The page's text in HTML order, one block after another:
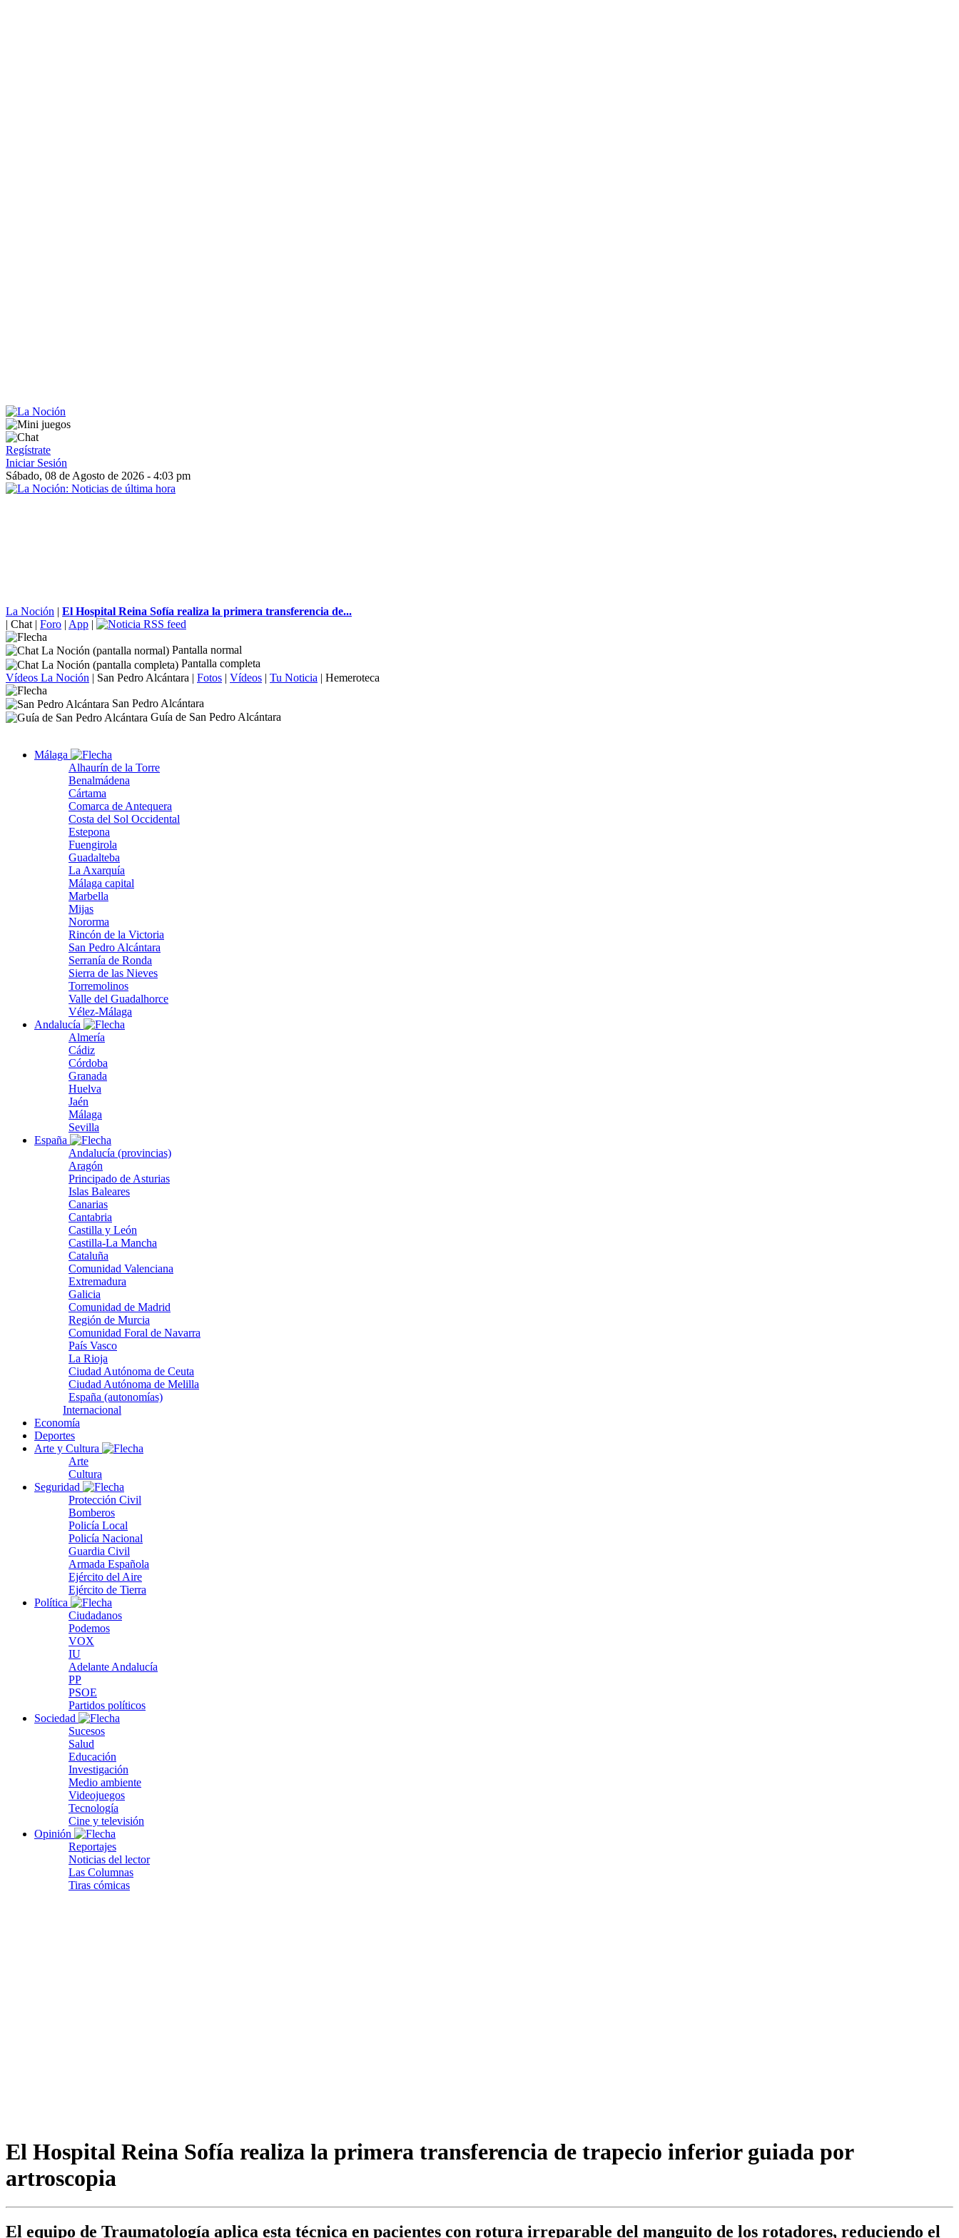
Regístrate
Iniciar Sesión
Sábado, 08 de Agosto de 2026 - 4:03 pm
La Noción | El Hospital Reina Sofía realiza la primera transferencia de...
| Chat | Foro | App |
Pantalla normal
Pantalla completa
Vídeos La Noción | San Pedro Alcántara | Fotos | Vídeos | Tu Noticia | Hemeroteca
San Pedro Alcántara
Guía de San Pedro Alcántara
Málaga
Alhaurín de la Torre
Benalmádena
Cártama
Comarca de Antequera
Costa del Sol Occidental
Estepona
Fuengirola
Guadalteba
La Axarquía
Málaga capital
Marbella
Mijas
Nororma
Rincón de la Victoria
San Pedro Alcántara
Serranía de Ronda
Sierra de las Nieves
Torremolinos
Valle del Guadalhorce
Vélez-Málaga
Andalucía
Almería
Cádiz
Córdoba
Granada
Huelva
Jaén
Málaga
Sevilla
España
Andalucía (provincias)
Aragón
Principado de Asturias
Islas Baleares
Canarias
Cantabria
Castilla y León
Castilla-La Mancha
Cataluña
Comunidad Valenciana
Extremadura
Galicia
Comunidad de Madrid
Región de Murcia
Comunidad Foral de Navarra
País Vasco
La Rioja
Ciudad Autónoma de Ceuta
Ciudad Autónoma de Melilla
España (autonomías)
Internacional
Economía
Deportes
Arte y Cultura
Arte
Cultura
Seguridad
Protección Civil
Bomberos
Policía Local
Policía Nacional
Guardia Civil
Armada Española
Ejército del Aire
Ejército de Tierra
Política
Ciudadanos
Podemos
VOX
IU
Adelante Andalucía
PP
PSOE
Partidos políticos
Sociedad
Sucesos
Salud
Educación
Investigación
Medio ambiente
Videojuegos
Tecnología
Cine y televisión
Opinión
Reportajes
Noticias del lector
Las Columnas
Tiras cómicas
El Hospital Reina Sofía realiza la primera transferencia de trapecio inferior guiada por
artroscopia
El equipo de Traumatología aplica esta técnica en pacientes con rotura irreparable del manguito de los rotadores, reduciendo el